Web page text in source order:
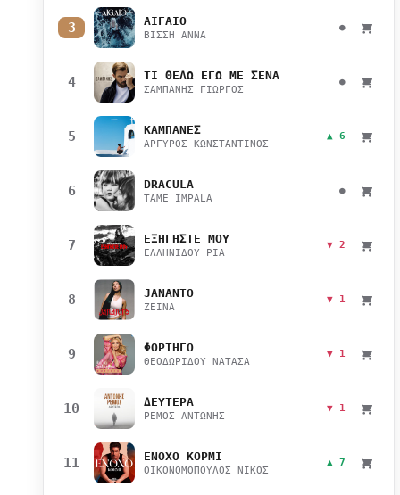
3 ΑΙΓΑΙΟ
ΒΙΣΣΗ ΑΝΝΑ
●
4 ΤΙ ΘΕΛΩ ΕΓΩ ΜΕ ΣΕΝΑ
ΣΑΜΠΑΝΗΣ ΓΙΩΡΓΟΣ
●
5 ΚΑΜΠΑΝΕΣ
ΑΡΓΥΡΟΣ ΚΩΝΣΤΑΝΤΙΝΟΣ
▲ 6
6 DRACULA
TAME IMPALA
●
7 ΕΞΗΓΗΣΤΕ ΜΟΥ
ΕΛΛΗΝΙΔΟΥ ΡΙΑ
▼ 2
8 JANANTO
ZEINA
▼ 1
9 ΦΟΡΤΗΓΟ
ΘΕΟΔΩΡΙΔΟΥ ΝΑΤΑΣΑ
▼ 1
10 ΔΕΥΤΕΡΑ
ΡΕΜΟΣ ΑΝΤΩΝΗΣ
▼ 1
11 ΕΝΟΧΟ ΚΟΡΜΙ
ΟΙΚΟΝΟΜΟΠΟΥΛΟΣ ΝΙΚΟΣ
▲ 7